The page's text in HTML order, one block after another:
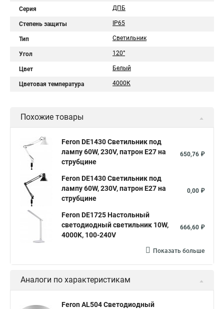
Серия ДПБ
Степень защиты IP65
Тип Светильник
Угол 120°
Цвет Белый
Цветовая температура 4000К
Похожие товары
Feron DE1430 Светильник под
лампу 60W, 230V, патрон E27 на
струбцине
650,76 ₽
Feron DE1430 Светильник под
лампу 60W, 230V, патрон E27 на
струбцине
0,00 ₽
Feron DE1725 Настольный
светодиодный светильник 10W,
4000K, 100-240V
666,60 ₽
Показать больше
Аналоги по характеристикам
Feron AL504 Светодиодный